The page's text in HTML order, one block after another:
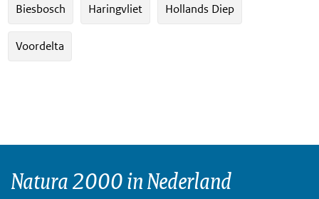
Biesbosch Haringvliet Hollands Diep
Voordelta
Natura 2000 in Nederland